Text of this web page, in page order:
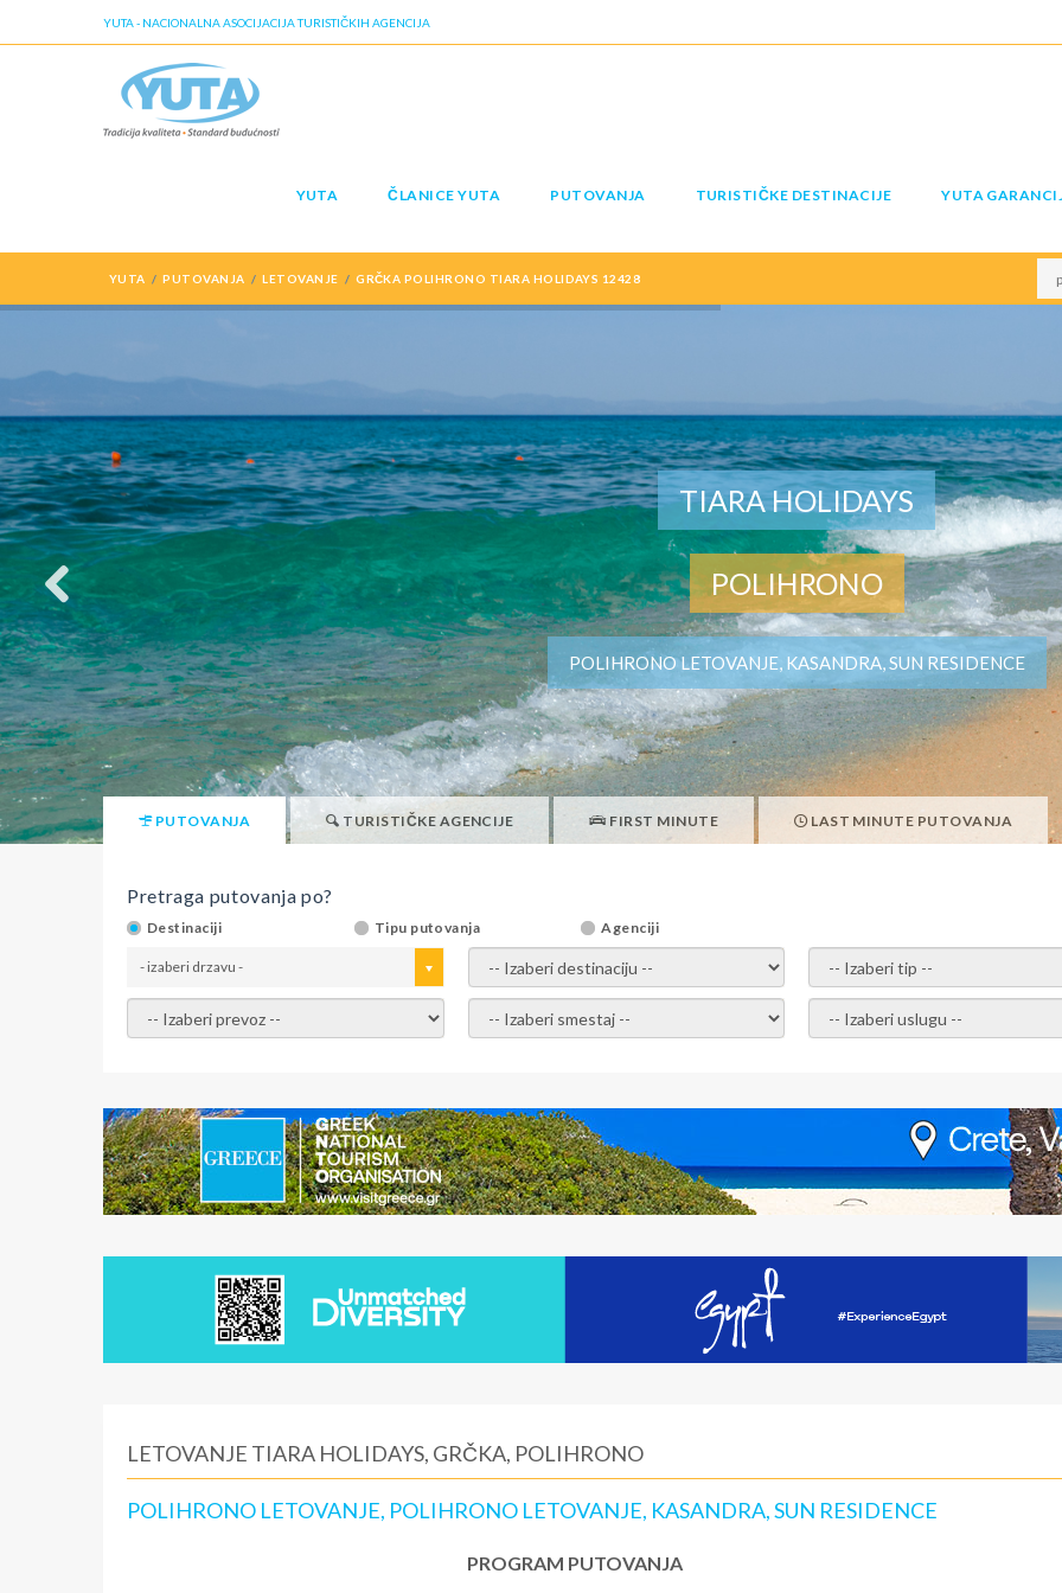
YUTA - NACIONALNA ASOCIJACIJA TURISTIČKIH AGENCIJA
YUTA ČLANICE YUTA PUTOVANJA TURISTIČKE DESTINACIJE YUTA
YUTA PUTOVANJA LETOVANJE GRČKA POLIHRONO TIARA HOLIDAYS 12428
TIARA HOLIDAYS
POLIHRONO
POLIHRONO LETOVANJE, KASANDRA, SUN RESIDENCE
PUTOVANJA TURISTIČKE AGENCIJE FIRST MINUTE LAST MINUTE PUTOVANJA
Pretraga putovanja po?
Destinaciji Tipu putovanja Agenciji
- izaberi drzavu - - izaberi destinaciju - - izaberi tip -
- izaberi prevoz - - Izaberite smestaj - - Izaberite uslugu -
LETOVANJE TIARA HOLIDAYS, GRČKA, POLIHRONO
POLIHRONO LETOVANJE, POLIHRONO LETOVANJE, KASANDRA, SUN RESIDENCE
PROGRAM PUTOVANJA